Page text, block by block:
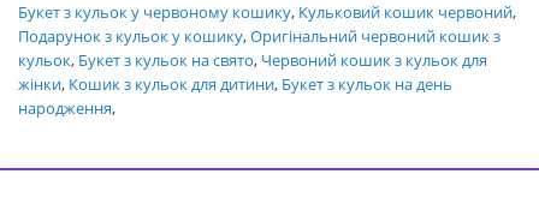
Букет з кульок у червоному кошику, Кульковий кошик червоний,
Подарунок з кульок у кошику,Оригінальний червоний кошик з
кульок, Букет з кульок на свято, Червоний кошик з кульок для
жінки, Кошик з кульок для дитини, Букет з кульок на день
народження,